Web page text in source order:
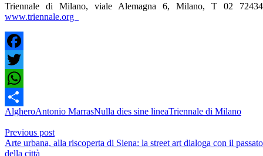
Triennale di Milano, viale Alemagna 6, Milano, T 02
www.triennale.org
Facebook
Twitter
WhatsApp
Condividi
AlgheroAntonio MarrasNulla dies sine lineaTriennale di Milano
Previous post
Arte urbana, alla riscoperta di Siena: la street art dialoga con il passato
della città